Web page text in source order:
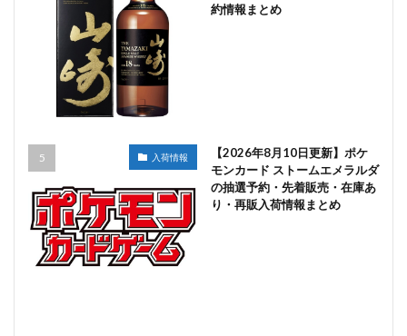
約情報まとめ
入荷情報
【2026年8月10日更新】ポケ
モンカード ストームエメラルダ
の抽選予約・先着販売・在庫あ
り・再販入荷情報まとめ